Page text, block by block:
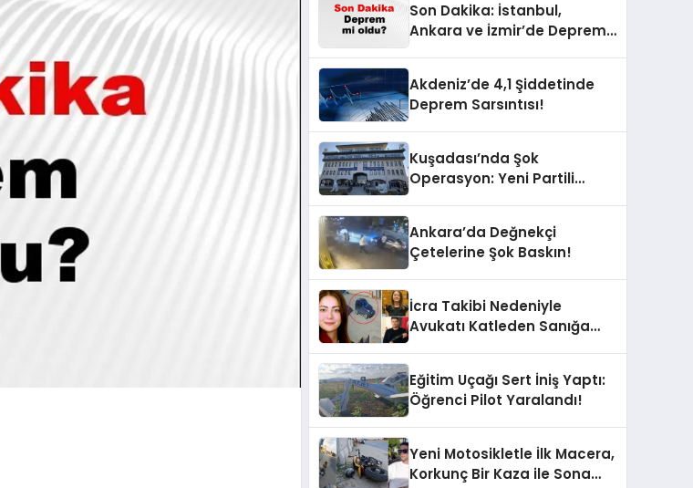
Son Dakika: İstanbul,
Ankara ve İzmir’de Deprem
Sarsıntı Oldu?
Akdeniz’de 4,1 Şiddetinde
Deprem Sarsıntısı!
Kuşadası’nda Şok
Operasyon: Yeni Partili
Ankara’da Değnekçi
Çetelerine Şok Baskın!
İcra Takibi Nedeniyle
Avukatı Katleden Sanığa
Eğitim Uçağı Sert İniş Yaptı:
Öğrenci Pilot Yaralandı!
Yeni Motosikletle İlk Macera,
Korkunç Bir Kaza ile Sona